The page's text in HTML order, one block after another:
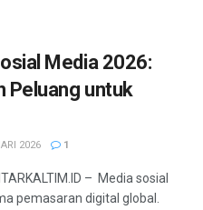
Media 2026:
Peluang untuk
2026 1
– Media sosial
pemasaran digital global.